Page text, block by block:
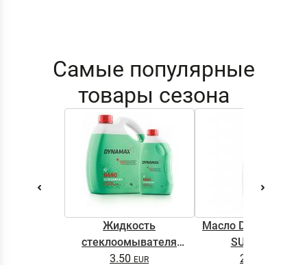
Самые популярные
товары сезона
Жидкость
стеклоомывателя
DYNAMAX SCREENWASH
3.50
Масло DYNAMAX
SUPER 0.5L
2.65